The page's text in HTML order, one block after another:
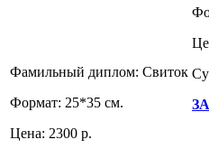
Фамильный диплом: Свиток
Формат: 25*35 см.
Цена: 2300 р.